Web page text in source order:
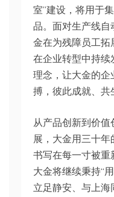
室”建设，将用于
品。面对生产线自
金在为残障员工拓
在企业转型中持续
理念，让大金的
搏，彼此成就、共
从产品创新到价
展，大金用三十年
书写在每一寸被重
大金将继续秉持“
立足静安、与上